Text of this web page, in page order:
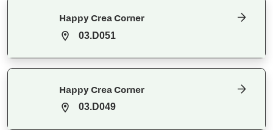
Happy Crea Corner
03.D051
Happy Crea Corner
03.D049